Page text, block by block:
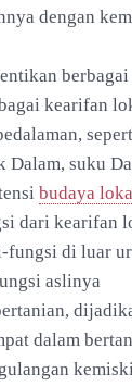
dengan
kearifan
Dalam, suku
budaya
dari kearifan
fungsi di luar
aslinya
dalam